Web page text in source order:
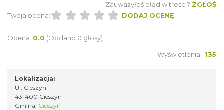
1.76 km
Zauważyłeś błąd w treści? ZGŁOŚ
Twoja ocena:
DODAJ OCENĘ
Ocena: 0.0 (Oddano 0 głosy)
Wyświetlenia: 135
Lokalizacja:
Ul. Cieszyn
43-400 Cieszyn
Gmina: Cieszyn